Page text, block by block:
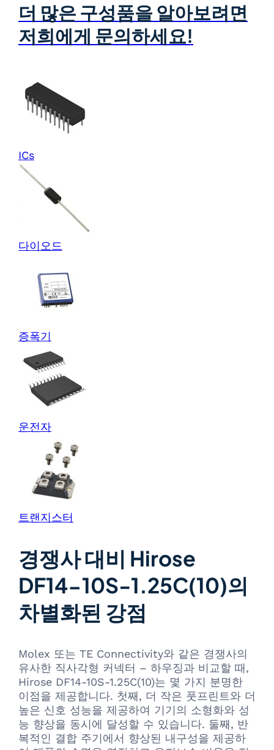
더 많은 구성품을 알아보려면
저희에게 문의하세요!
ICs
다이오드
증폭기
운전자
트랜지스터
경쟁사 대비 Hirose
DF14-10S-1.25C(10)의
차별화된 강점
Molex 또는 TE Connectivity와 같은 경쟁사의
유사한 직사각형 커넥터 – 하우징과 비교할 때,
Hirose DF14-10S-1.25C(10)는 몇 가지 분명한
이점을 제공합니다. 첫째, 더 작은 풋프린트와 더
높은 신호 성능을 제공하여 기기의 소형화와 성
능 향상을 동시에 달성할 수 있습니다. 둘째, 반
복적인 결합 주기에서 향상된 내구성을 제공하